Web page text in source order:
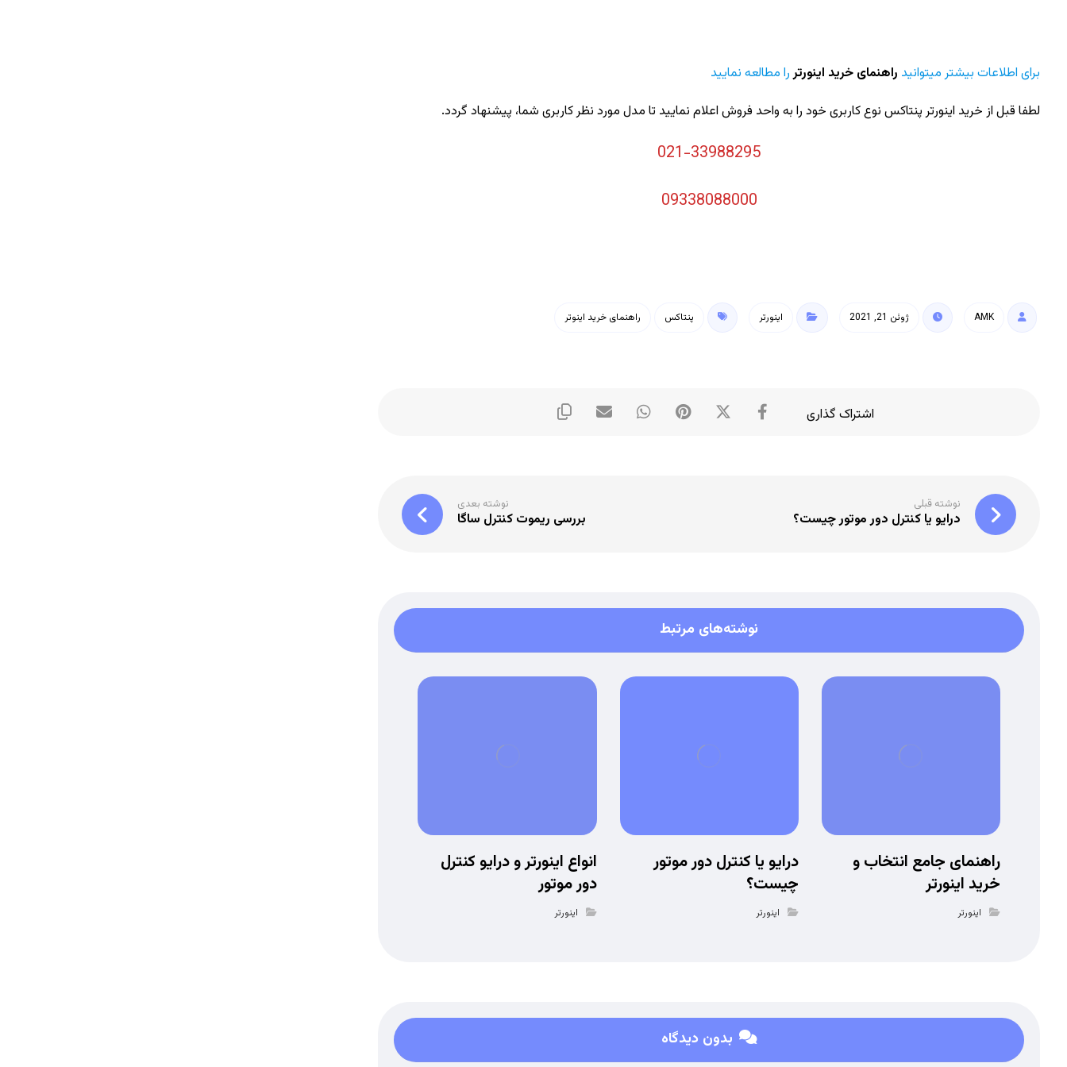
برای اطلاعات بیشتر میتوانید راهنمای خرید اینورتررا مطالعه نمایید
لطفا قبل از خرید اینورتر پنتاکس نوع کاربری خود را به واحد فروش اعلام نمایید تا مدل مورد نظر کاربری شما، پیشنهاد گردد.
021-33988295
09338088000
AMK ژوئن 21, 2021 اینورتر پنتاکس راهنمای خرید اینوتر
نوشته قبلی
درایو یا کنترل دور موتور چیست؟
نوشته بعدی
بررسی ریموت کنترل ساگا
نوشته‌های مرتبط
راهنمای جامع انتخاب و
خرید اینورتر
اینورتر
درایو یا کنترل دور موتور
چیست؟
اینورتر
انواع اینورتر و درایو کنترل
دور موتور
اینورتر
بدون دیدگاه